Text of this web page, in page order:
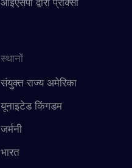
स्थानों
संयुक्त राज्य अमेरिका
यूनाइटेड किंगडम
जर्मनी
भारत